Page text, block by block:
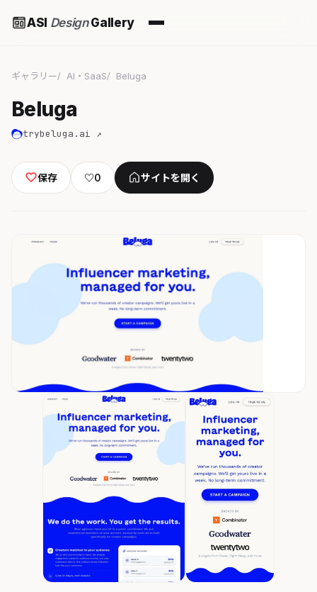
ASI DesignGallery
ギャラリー AI・SaaS Beluga
Beluga
trybeluga.ai ↗
保存 ♡0 サイトを開く